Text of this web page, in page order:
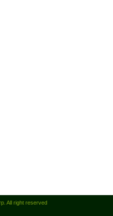
All right reserved